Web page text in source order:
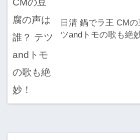
日清 鍋でラ王 CM
ツandトモの歌も絶